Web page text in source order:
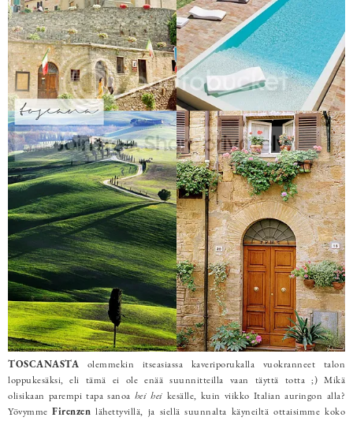
TOSCANASTA olemmekin itseasiassa kaveriporukalla vuokranneet talon
loppukesäksi, eli tämä ei ole enää suunnitteilla vaan täyttä totta ;) Mikä
olisikaan parempi tapa sanoa hei hei kesälle, kuin viikko Italian auringon alla?
YövymmeFirenzen lähettyvillä, ja siellä suunnalta käyneiltä ottaisimme koko